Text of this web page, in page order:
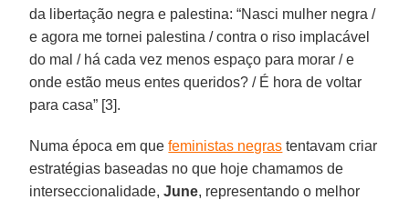
da libertação negra e palestina: “Nasci mulher negra /
e agora me tornei palestina / contra o riso implacável
do mal / há cada vez menos espaço para morar / e
onde estão meus entes queridos? / É hora de voltar
para casa” [3].
Numa época em quefeministas negras tentavam criar
estratégias baseadas no que hoje chamamos de
interseccionalidade,June, representando o melhor